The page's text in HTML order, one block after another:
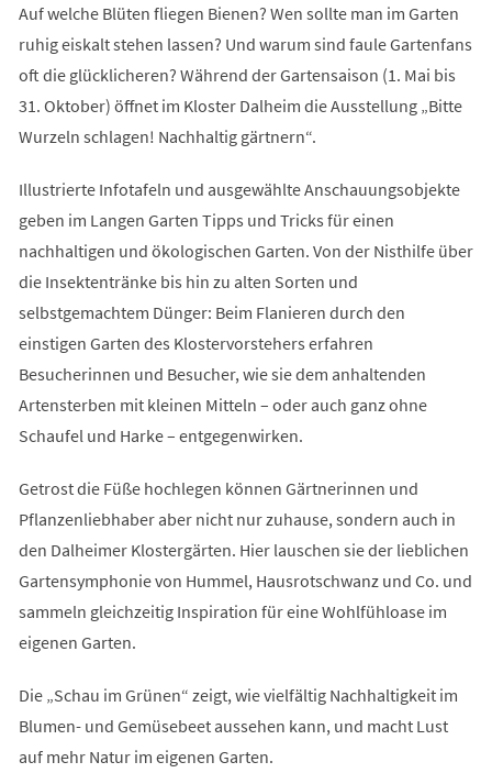
Auf welche Blüten fliegen Bienen? Wen sollte man im Garten
ruhig eiskalt stehen lassen? Und warum sind faule Gartenfans
oft die glücklicheren? Während der Gartensaison (1. Mai bis
31. Oktober) öffnet im Kloster Dalheim die Ausstellung „Bitte
Wurzeln schlagen! Nachhaltig gärtnern“.
Illustrierte Infotafeln und ausgewählte Anschauungsobjekte
geben im Langen Garten Tipps und Tricks für einen
nachhaltigen und ökologischen Garten. Von der Nisthilfe über
die Insektentränke bis hin zu alten Sorten und
selbstgemachtem Dünger: Beim Flanieren durch den
einstigen Garten des Klostervorstehers erfahren
Besucherinnen und Besucher, wie sie dem anhaltenden
Artensterben mit kleinen Mitteln – oder auch ganz ohne
Schaufel und Harke – entgegenwirken.
Getrost die Füße hochlegen können Gärtnerinnen und
Pflanzenliebhaber aber nicht nur zuhause, sondern auch in
den Dalheimer Klostergärten. Hier lauschen sie der lieblichen
Gartensymphonie von Hummel, Hausrotschwanz und Co. und
sammeln gleichzeitig Inspiration für eine Wohlfühloase im
eigenen Garten.
Die „Schau im Grünen“ zeigt, wie vielfältig Nachhaltigkeit im
Blumen- und Gemüsebeet aussehen kann, und macht Lust
auf mehr Natur im eigenen Garten.